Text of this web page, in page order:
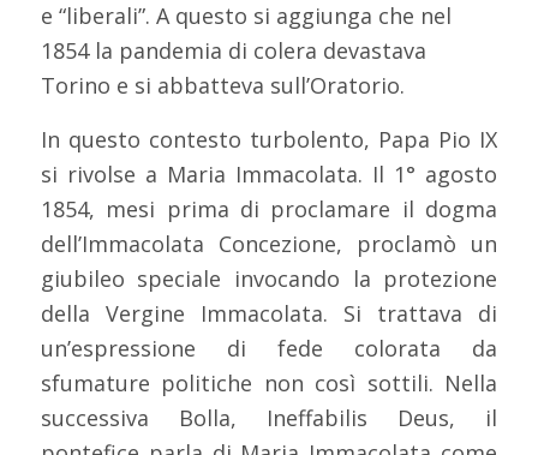
e “liberali”. A questo si aggiunga che nel
1854 la pandemia di colera devastava
Torino e si abbatteva sull’Oratorio.
In questo contesto turbolento, Papa Pio IX
si rivolse a Maria Immacolata. Il 1° agosto
1854, mesi prima di proclamare il dogma
dell’Immacolata Concezione, proclamò un
giubileo speciale invocando la protezione
della Vergine Immacolata. Si trattava di
un’espressione di fede colorata da
sfumature politiche non così sottili. Nella
successiva Bolla, Ineffabilis Deus, il